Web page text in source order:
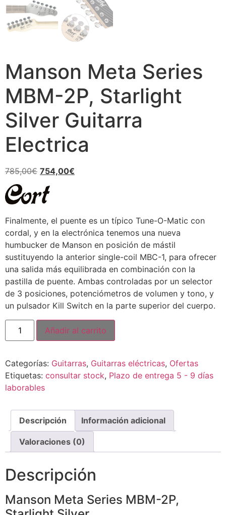
Manson Meta Series
MBM-2P, Starlight
Silver Guitarra
Electrica
785,00€ 754,00€
Finalmente, el puente es un típico Tune-O-Matic con
cordal, y en la electrónica tenemos una nueva
humbucker de Manson en posición de mástil
sustituyendo la anterior single-coil MBC-1, para ofrecer
una salida más equilibrada en combinación con la
pastilla de puente. Ambas controladas por un selector
de 3 posiciones, potenciómetros de volumen y tono, y
un pulsador Kill Switch en la parte superior del cuerpo.
Añadir al carrito
Categorías: Guitarras, Guitarras eléctricas, Ofertas
Etiquetas: consultar stock, Plazo de entrega 5 - 9 días
laborables
Descripción Información adicional
Valoraciones (0)
Descripción
Manson Meta Series MBM-2P,